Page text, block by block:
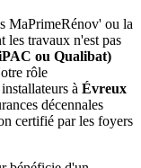
MaPrimeRénov' ou la
les travaux n'est pas
ou Qualibat)
rôle
à Évreux
décennales
certifié par les foyers